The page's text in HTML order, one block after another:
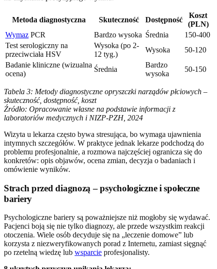
Metoda diagnostyczna Skuteczność Dostępność
Koszt
(PLN)
Wymaz PCR Bardzo wysoka Średnia
150-400
Test serologiczny na
przeciwciała HSV
Wysoka (po 2-
12 tyg.)
Wysoka
50-120
Badanie kliniczne (wizualna
ocena)
Średnia
Bardzo
wysoka
50-150
Tabela 3: Metody diagnostyczne opryszczki narządów płciowych –
skuteczność, dostępność, koszt
Źródło: Opracowanie własne na podstawie informacji z
laboratoriów medycznych i NIZP-PZH, 2024
Wizyta u lekarza często bywa stresująca, bo wymaga ujawnienia
intymnych szczegółów. W praktyce jednak lekarze podchodzą do
problemu profesjonalnie, a rozmowa najczęściej ogranicza się do
konkretów: opis objawów, ocena zmian, decyzja o badaniach i
omówienie wyników.
Strach przed diagnozą – psychologiczne i społeczne
bariery
Psychologiczne bariery są poważniejsze niż mogłoby się wydawać.
Pacjenci boją się nie tylko diagnozy, ale przede wszystkim reakcji
otoczenia. Wiele osób decyduje się na „leczenie domowe” lub
korzysta z niezweryfikowanych porad z Internetu, zamiast sięgnąć
po rzetelną wiedzę lub wsparcie profesjonalisty.